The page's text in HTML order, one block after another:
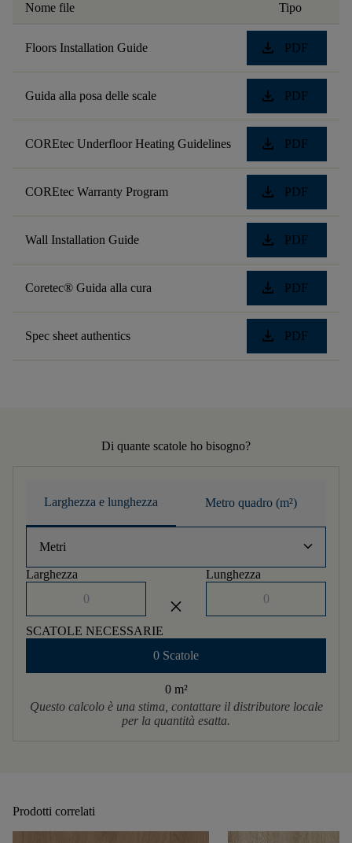
Nome file Tipo
Floors Installation Guide download PDF
Guida alla posa delle scale download PDF
COREtec Underfloor Heating Guidelines download PDF
COREtec Warranty Program download PDF
Wall Installation Guide download PDF
Coretec® Guida alla cura download PDF
Spec sheet authentics download PDF
Di quante scatole ho bisogno?
Larghezza e lunghezza Metro quadro (m²)
Metri keyboard_arrow_down
Larghezza
close
Lunghezza
SCATOLE NECESSARIE
0 Scatole
0 m²
Questo calcolo è una stima, contattare il distributore locale
per la quantità esatta.
Prodotti correlati